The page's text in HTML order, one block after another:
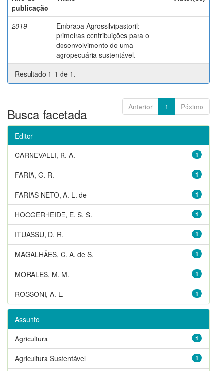
publicação
2019
Embrapa Agrossilvipastoril:
primeiras contribuições para o
desenvolvimento de uma
agropecuária sustentável.
-
Resultado 1-1 de 1.
Anterior 1 Póximo
Busca facetada
Editor
1
CARNEVALLI, R. A.
1
FARIA, G. R.
1
FARIAS NETO, A. L. de
1
HOOGERHEIDE, E. S. S.
1
ITUASSU, D. R.
1
MAGALHÃES, C. A. de S.
1
MORALES, M. M.
1
ROSSONI, A. L.
Assunto
1
Agricultura
1
Agricultura Sustentável